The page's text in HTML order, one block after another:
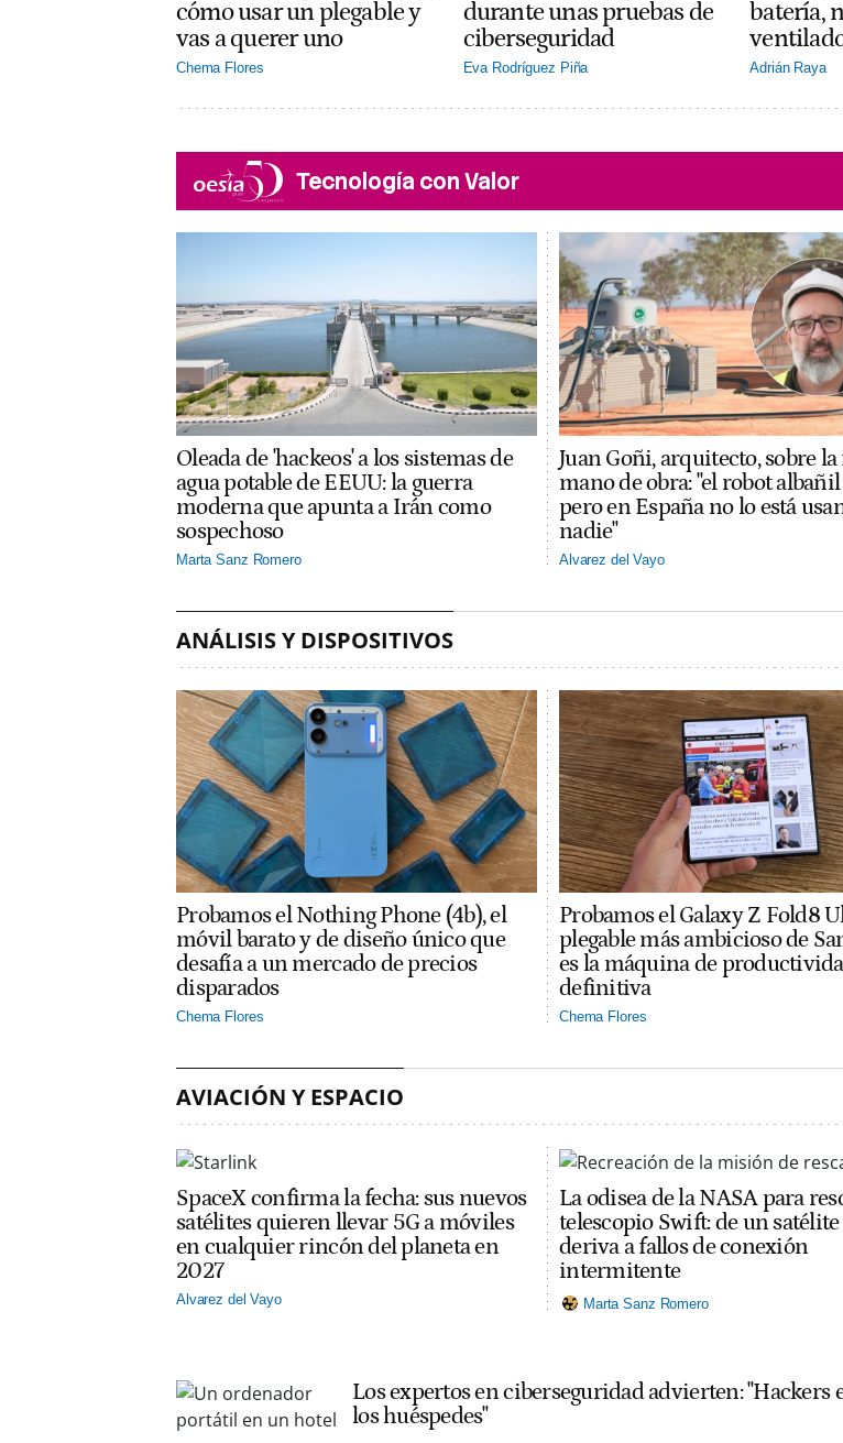
cómo usar un plegable y
vas a querer uno
Chema Flores
durante unas pruebas de
ciberseguridad
Eva Rodríguez Piña
batería,
Adrián Raya
Tecnología con Valor
Oleada de 'hackeos' a los sistemas de
agua potable de EEUU: la guerra
moderna que apunta a Irán como
sospechoso
Marta Sanz Romero
Juan Goñi, arquitecto, sobre la
mano de obra: "el robot
pero en España no lo está
nadie"
Alvarez del Vayo
ANÁLISIS Y DISPOSITIVOS
Probamos el Nothing Phone (4b), el
móvil barato y de diseño único que
desafía a un mercado de precios
disparados
Chema Flores
Probamos el Galaxy Z Fold8
plegable más ambicioso de
es la máquina de
definitiva
Chema Flores
AVIACIÓN Y ESPACIO
SpaceX confirma la fecha: sus nuevos
satélites quieren llevar 5G a móviles
en cualquier rincón del planeta en
2027
Alvarez del Vayo
La odisea de la NASA para
telescopio Swift: de un satélite
deriva a fallos de conexión
intermitente
Marta Sanz Romero
Los expertos en ciberseguridad advierten:
los huéspedes"